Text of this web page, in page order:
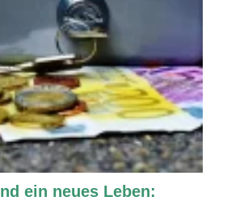
ein neues Leben: